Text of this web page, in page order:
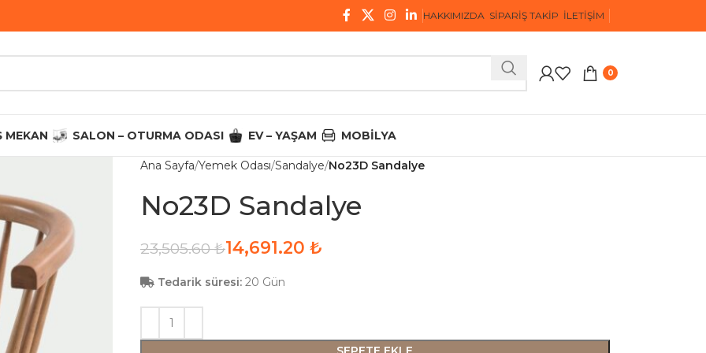
HAKKIMIZDA SIPARIŞ TAKIP İLETIŞIM
0
MEKAN SALON – OTURMA ODASI EV – YAŞAM MOBILYA
Ana Sayfa Yemek Odası Sandalye No23D Sandalye
No23D Sandalye
23,505.60₺14,691.20 ₺
Tedarik süresi:20 Gün